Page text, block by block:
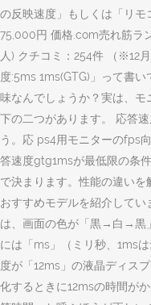
の反映速度」もしくは「リモ
75,000円 価格.com売れ筋ラ
人) クチコミ：254件 （※12
度:5ms 1ms(GTG)」って書
味なんでしょうか？実は、モ
下の二つがあります。 応答
う。応 ps4用モニターのfps
答速度gtg1msが最低限の条
で決まります。性能の違い
おすすめモデルを紹介して
は、画面の色が「黒→白→黒
には「ms」（ミリ秒、1ms
度が「12ms」の液晶ディス
化するときに12msの時間が